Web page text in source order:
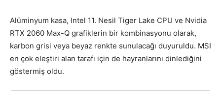
Alüminyum kasa, Intel 11. Nesil Tiger Lake CPU ve Nvidia
RTX 2060 Max-Q grafiklerin bir kombinasyonu olarak,
karbon grisi veya beyaz renkte sunulacağı duyuruldu. MSI
en çok eleştiri alan tarafı için de hayranlarını dinlediğini
göstermiş oldu.